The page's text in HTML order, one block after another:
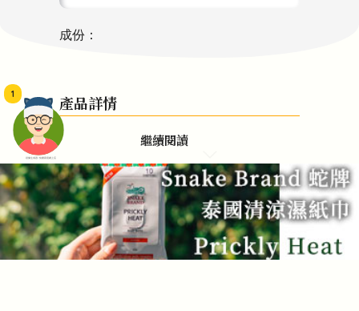
頭像生成器: 快樂家庭網上店
1
成份：
產品詳情
繼續閱讀